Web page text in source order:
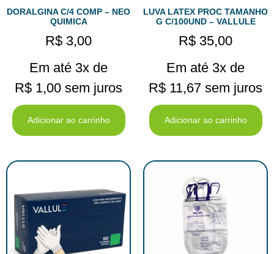
DORALGINA C/4 COMP – NEO
QUIMICA
R$ 3,00
Em até 3x de
R$ 1,00 sem juros
Adicionar ao carrinho
LUVA LATEX PROC TAMANHO
G C/100UND – VALLULE
R$ 35,00
Em até 3x de
R$ 11,67 sem juros
Adicionar ao carrinho